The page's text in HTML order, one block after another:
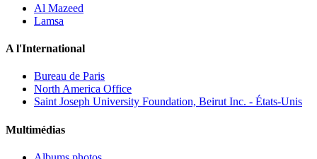
Al Mazeed
Lamsa
A l'International
Bureau de Paris
North America Office
Saint Joseph University Foundation, Beirut Inc. - États-Unis
Multimédias